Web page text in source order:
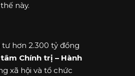
này.
hơn 2.300 tỷ đồng
Chính trị – Hành
xã hội và tổ chức